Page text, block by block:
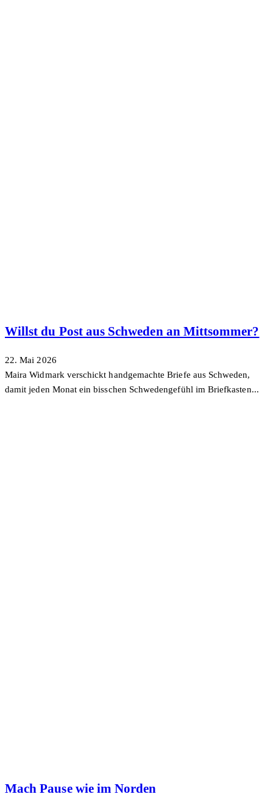
Willst du Post aus Schweden an Mittsommer?
22. Mai 2026
Maira Widmark verschickt handgemachte Briefe aus Schweden,
damit jeden Monat ein bisschen Schwedengefühl im Briefkasten...
Mach Pause wie im Norden